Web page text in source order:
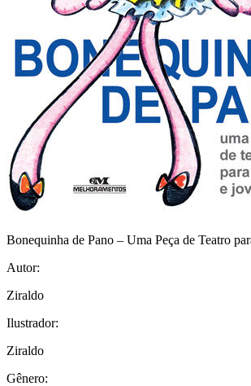
Bonequinha de Pano – Uma Peça de Teatro
Autor:
Ziraldo
Ilustrador:
Ziraldo
Gênero: